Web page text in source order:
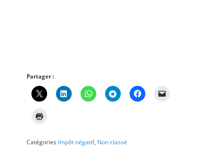
Partager :
Catégories Impôt négatif, Non classé